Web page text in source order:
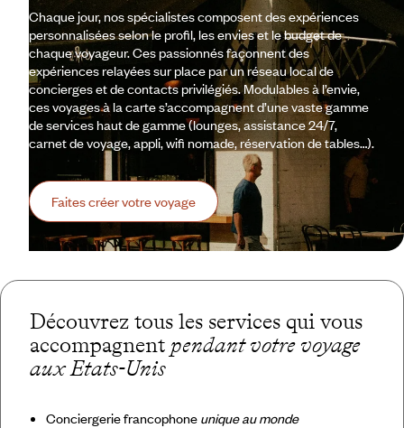
Chaque jour, nos spécialistes composent des expériences
personnalisées selon le profil, les envies et le budget de
chaque voyageur. Ces passionnés façonnent des
expériences relayées sur place par un réseau local de
concierges et de contacts privilégiés. Modulables à l’envie,
ces voyages à la carte s’accompagnent d’une vaste gamme
de services haut de gamme (lounges, assistance 24/7,
carnet de voyage, appli, wifi nomade, réservation de tables…).
Faites créer votre voyage
Découvrez tous les services qui vous
accompagnent pendant votre voyage
aux Etats-Unis
Conciergerie francophone unique au monde